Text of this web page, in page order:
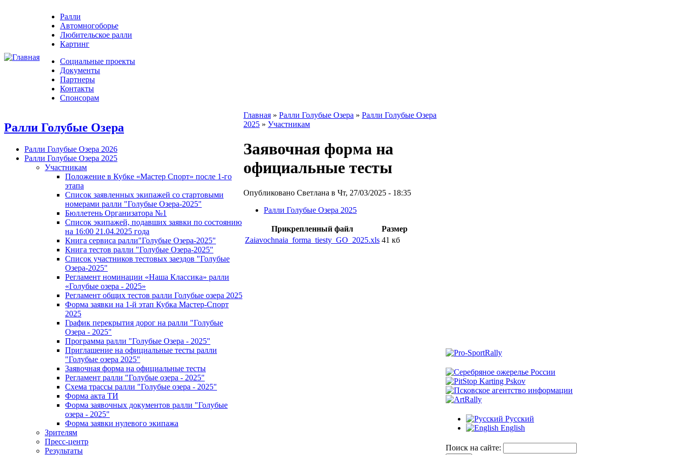
Ралли
Автомногоборье
Любительское ралли
Картинг
Социальные проекты
Документы
Партнеры
Контакты
Спонсорам
Ралли Голубые Озера
Ралли Голубые Озера 2026
Ралли Голубые Озера 2025
Участникам
Положение в Кубке «Мастер Спорт» после 1-го
этапа
Список заявленных экипажей со стартовыми
номерами ралли "Голубые Озера-2025"
Бюллетень Организатора №1
Список экипажей, подавших заявки по состоянию
на 16:00 21.04.2025 года
Книга сервиса ралли"Голубые Озера-2025"
Книга тестов ралли "Голубые Озера-2025"
Список участников тестовых заездов "Голубые
Озера-2025"
Регламент номинации «Наша Классика» ралли
«Голубые озера - 2025»
Регламент общих тестов ралли Голубые озера 2025
Форма заявки на 1-й этап Кубка Мастер-Спорт
2025
График перекрытия дорог на ралли "Голубые
Озера - 2025"
Программа ралли "Голубые Озера - 2025"
Приглашение на официальные тесты ралли
"Голубые озера 2025"
Заявочная форма на официальные тесты
Регламент ралли "Голубые озера - 2025"
Схема трассы ралли "Голубые озера - 2025"
Форма акта ТИ
Форма заявочных документов ралли "Голубые
озера - 2025"
Форма заявки нулевого экипажа
Зрителям
Пресс-центр
Результаты
Главная » Ралли Голубые Озера » Ралли Голубые Озера
2025 » Участникам
Заявочная форма на
официальные тесты
Опубликовано Светлана в Чт, 27/03/2025 - 18:35
Ралли Голубые Озера 2025
Прикрепленный файл
Размер
Zaiavochnaia_forma_tiesty_GO_2025.xls 41 кб
Русский
English
Поиск на сайте: